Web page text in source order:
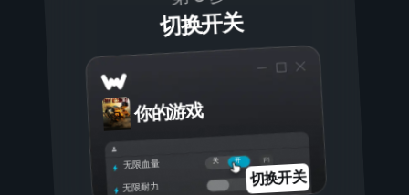
切换开关
你的游戏
开
关
无限血量
无限耐力
切换开关